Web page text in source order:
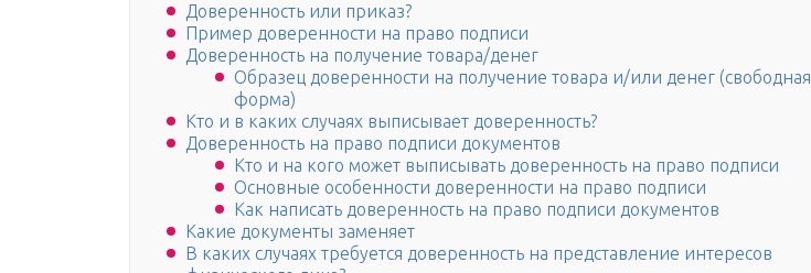
Доверенность или приказ?
Пример доверенности на право подписи
Доверенность на получение товара/денег
Образец доверенности на получение товара и/или денег (свободная
форма)
Кто и в каких случаях выписывает доверенность?
Доверенность на право подписи документов
Кто и на кого может выписывать доверенность на право подписи
Основные особенности доверенности на право подписи
Как написать доверенность на право подписи документов
Какие документы заменяет
В каких случаях требуется доверенность на представление интересов